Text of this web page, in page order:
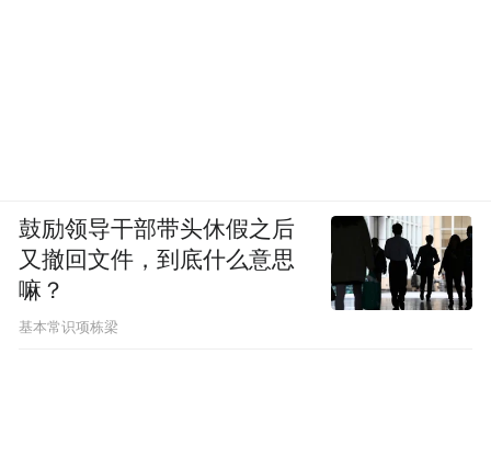
鼓励领导干部带头休假之后
又撤回文件，到底什么意思
嘛？
基本常识项栋梁